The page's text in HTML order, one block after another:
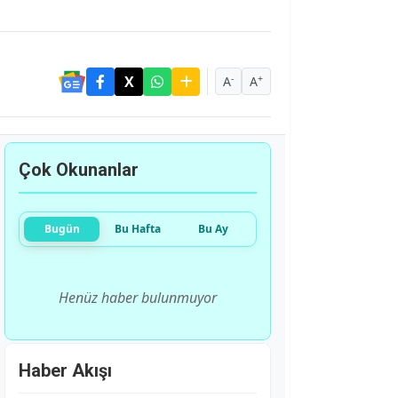
A- A+
Çok Okunanlar
Bugün Bu Hafta Bu Ay
Henüz haber bulunmuyor
Haber Akışı